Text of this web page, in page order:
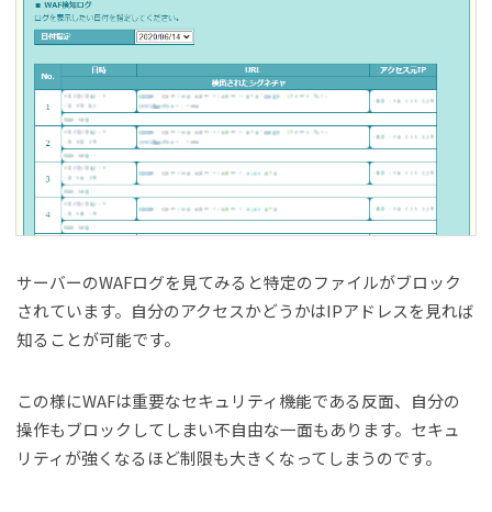
サーバーのWAFログを見てみると特定のファイルがブロック
されています。自分のアクセスかどうかはIPアドレスを見れば
知ることが可能です。
この様にWAFは重要なセキュリティ機能である反面、自分の
操作もブロックしてしまい不自由な一面もあります。セキュ
リティが強くなるほど制限も大きくなってしまうのです。